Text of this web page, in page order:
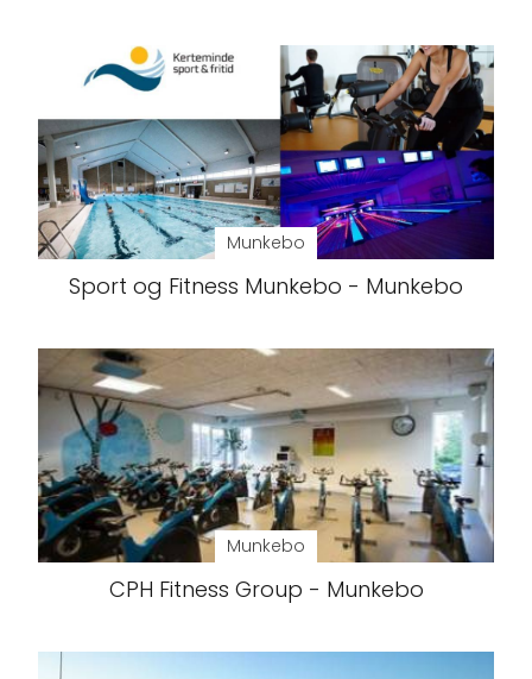
Munkebo
Sport og Fitness Munkebo - Munkebo
Munkebo
CPH Fitness Group - Munkebo